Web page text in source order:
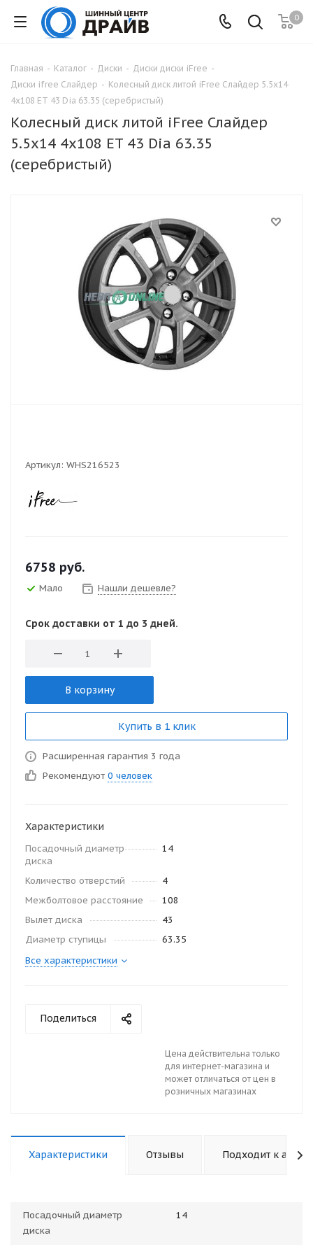
0
Главная - Каталог - Диски - Диски диски iFree -
Диски ifree Слайдер - Колесный диск литой iFree Слайдер 5.5x14
4x108 ET 43 Dia 63.35 (серебристый)
Колесный диск литой iFree Слайдер
5.5x14 4x108 ET 43 Dia 63.35
(серебристый)
Артикул: WHS216523
6758 руб.
Мало Нашли дешевле?
Срок доставки от 1 до 3 дней.
В корзину
Купить в 1 клик
Расширенная гарантия 3 года
Рекомендуют 0 человек
Характеристики
Посадочный диаметр
диска
14
Количество отверстий
4
Межболтовое расстояние
108
Вылет диска
43
Диаметр ступицы
63.35
Все характеристики
Поделиться
Цена действительна только
для интернет-магазина и
может отличаться от цен в
розничных магазинах
Характеристики Отзывы Подходит к авто
Посадочный диаметр
диска
14